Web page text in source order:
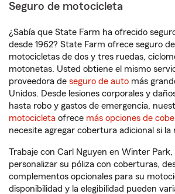
Seguro de motocicleta
¿Sabía que State Farm ha ofrecido
desde 1962? State Farm ofrece seguro
motocicletas de dos y tres ruedas,
motonetas. Usted obtiene el mismo
proveedora de seguro de auto más
Unidos. Desde lesiones corporales y
hasta robo y gastos de emergencia,
motocicleta ofrece más opciones de
necesite agregar cobertura adicional si la
Trabaje con Carl Nguyen en Winter Park,
personalizar su póliza con coberturas,
complementos opcionales para su
disponibilidad y la elegibilidad pueden